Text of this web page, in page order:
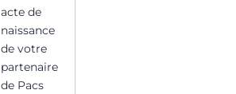
acte de
naissance
de votre
partenaire
de Pacs